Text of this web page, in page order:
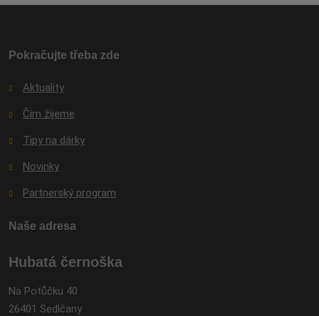
odeslat.
Pokračujte třeba zde
Aktuality
Čím žijeme
Tipy na dárky
Novinky
Partnerský program
Naše adresa
Hubatá černoška
Na Potůčku 40
26401 Sedlčany